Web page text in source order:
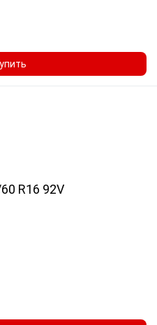
R16 92V